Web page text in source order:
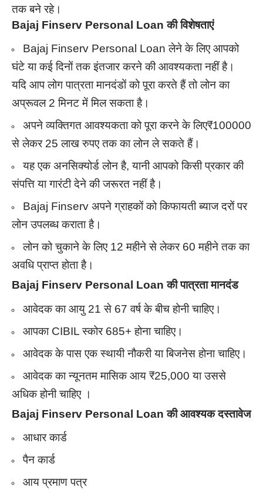
तक बने रहे।
Bajaj Finserv Personal Loan की विशेषताएं
Bajaj Finserv Personal Loan लेने के लिए आपको
घंटे या कई दिनों तक इंतजार करने की आवश्यकता नहीं है।
यदि आप लोग पात्रता मानदंडों को पूरा करते हैं तो लोन का
अप्रूवल 2 मिनट में मिल सकता है।
अपने व्यक्तिगत आवश्यकता को पूरा करने के लिए₹100000
से लेकर 25 लाख रुपए तक का लोन ले सकते हैं।
यह एक अनसिक्योर्ड लोन है, यानी आपको किसी प्रकार की
संपत्ति या गारंटी देने की जरूरत नहीं है।
Bajaj Finserv अपने ग्राहकों को किफायती ब्याज दरों पर
लोन उपलब्ध कराता है।
लोन को चुकाने के लिए 12 महीने से लेकर 60 महीने तक का
अवधि प्राप्त होता है।
Bajaj Finserv Personal Loan की पात्रता मानदंड
आवेदक का आयु 21 से 67 वर्ष के बीच होनी चाहिए।
आपका CIBIL स्कोर 685+ होना चाहिए।
आवेदक के पास एक स्थायी नौकरी या बिजनेस होना चाहिए।
आवेदक का न्यूनतम मासिक आय ₹25,000 या उससे
अधिक होनी चाहिए ।
Bajaj Finserv Personal Loan की आवश्यक दस्तावेज
आधार कार्ड
पैन कार्ड
आय प्रमाण पत्र